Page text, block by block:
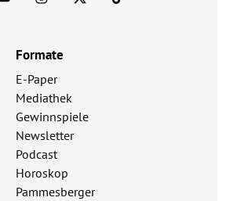
Formate
E-Paper
Mediathek
Gewinnspiele
Newsletter
Podcast
Horoskop
Pammesberger